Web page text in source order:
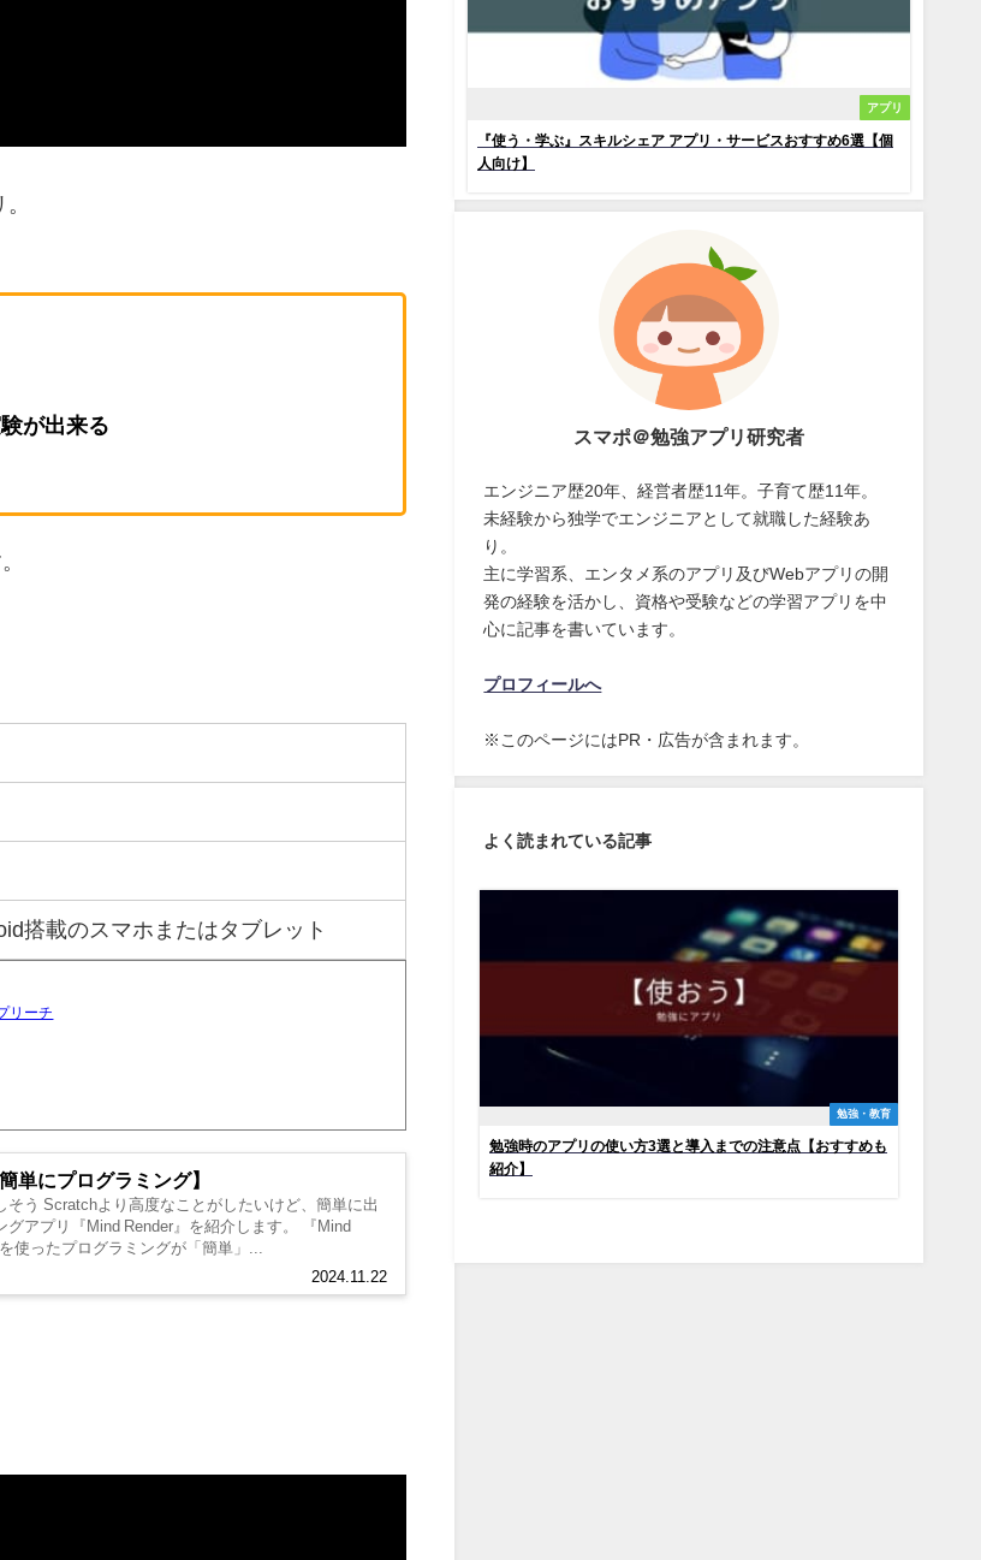
が出来る
搭載のスマホまたはタブレット
リーチ
単にプログラミング】
2024.11.22
う Scratchより高度なことがしたいけど、簡単に出
アプリ『Mind Render』を紹介します。 『Mind
使ったプログラミングが「簡単」...
アプリ
『使う・学ぶ』スキルシェア アプリ・サービスおすすめ6選【個
人向け】
スマポ＠勉強アプリ研究者
エンジニア歴20年、経営者歴11年。子育て歴11年。
未経験から独学でエンジニアとして就職した経験あ
り。
主に学習系、エンタメ系のアプリ及びWebアプリの開
発の経験を活かし、資格や受験などの学習アプリを中
心に記事を書いています。
プロフィールへ
※このページにはPR・広告が含まれます。
よく読まれている記事
勉強・教育
勉強時のアプリの使い方3選と導入までの注意点【おすすめも
紹介】